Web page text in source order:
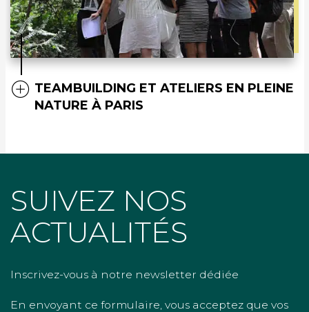
TEAMBUILDING ET ATELIERS EN PLEINE
NATURE À PARIS
SUIVEZ NOS
ACTUALITÉS
Inscrivez-vous à notre newsletter dédiée
En envoyant ce formulaire, vous acceptez que vos